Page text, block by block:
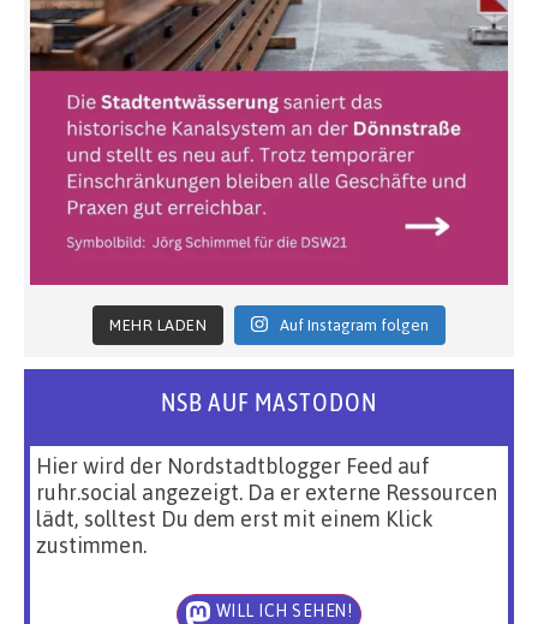
MEHR LADEN Auf Instagram folgen
NSB AUF MASTODON
Hier wird der Nordstadtblogger Feed auf
ruhr.social angezeigt. Da er externe Ressourcen
lädt, solltest Du dem erst mit einem Klick
zustimmen.
WILL ICH SEHEN!